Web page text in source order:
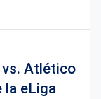
Atlético
la eLiga